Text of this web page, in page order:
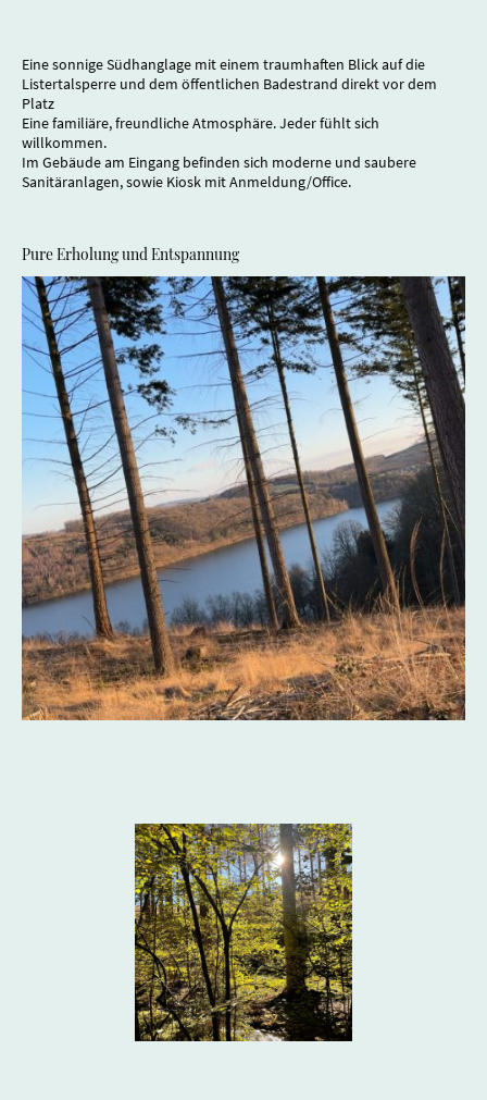
Eine sonnige Südhanglage mit einem traumhaften Blick auf die
Listertalsperre und dem öffentlichen Badestrand direkt vor dem
Platz
Eine familiäre, freundliche Atmosphäre. Jeder fühlt sich
willkommen.
Im Gebäude am Eingang befinden sich moderne und saubere
Sanitäranlagen, sowie Kiosk mit Anmeldung/Office.
Pure Erholung und Entspannung